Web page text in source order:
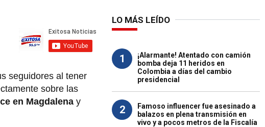
seguidores al tener
sobre las
en Magdalena y
LO MÁS LEÍDO
1
¡Alarmante! Atentado con camión
bomba deja 11 heridos en
Colombia a días del cambio
presidencial
2
Famoso influencer fue asesinado a
balazos en plena transmisión en
vivo y a pocos metros de la Fiscalía